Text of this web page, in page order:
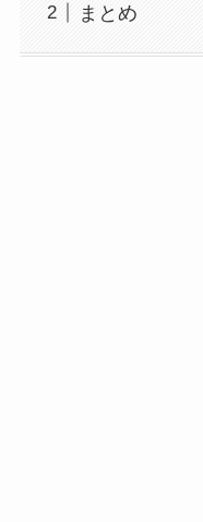
まとめ